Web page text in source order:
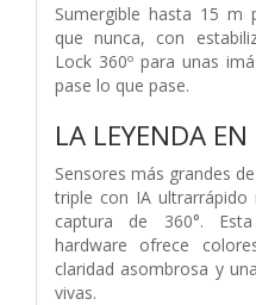
Sumergible hasta 15 m
que nunca, con
Lock 360º para unas
pase lo que pase.
LA LEYENDA
Sensores más grandes
triple con IA
captura de 360°.
hardware ofrece
claridad asombrosa y
vivas.